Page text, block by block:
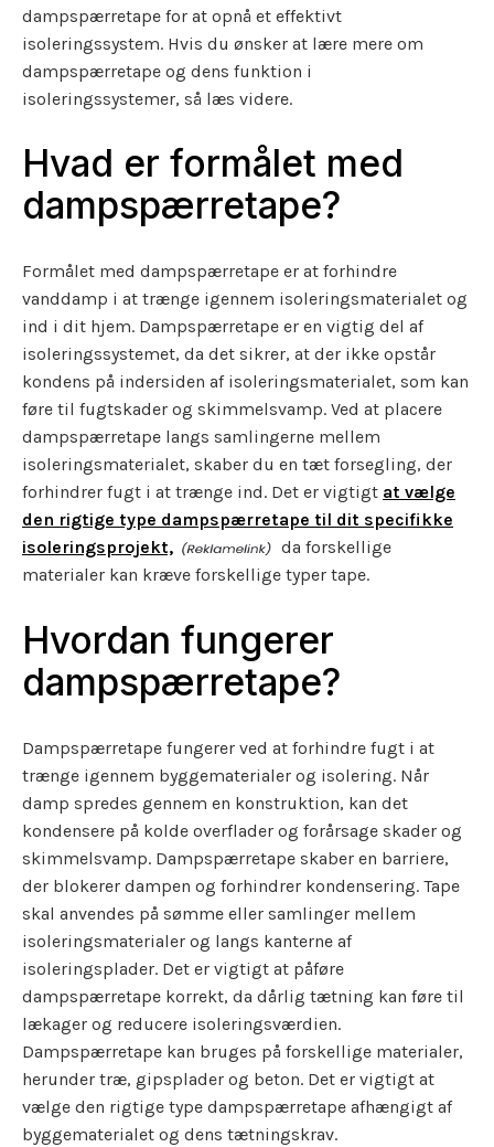
dampspærretape for at opnå et effektivt
isoleringssystem. Hvis du ønsker at lære mere om
dampspærretape og dens funktion i
isoleringssystemer, så læs videre.
Hvad er formålet med
dampspærretape?
Formålet med dampspærretape er at forhindre
vanddamp i at trænge igennem isoleringsmaterialet og
ind i dit hjem. Dampspærretape er en vigtig del af
isoleringssystemet, da det sikrer, at der ikke opstår
kondens på indersiden af isoleringsmaterialet, som kan
føre til fugtskader og skimmelsvamp. Ved at placere
dampspærretape langs samlingerne mellem
isoleringsmaterialet, skaber du en tæt forsegling, der
forhindrer fugt i at trænge ind. Det er vigtigt at vælge
den rigtige type dampspærretape til dit specifikke
isoleringsprojekt,
da forskellige
materialer kan kræve forskellige typer tape.
Hvordan fungerer
dampspærretape?
Dampspærretape fungerer ved at forhindre fugt i at
trænge igennem byggematerialer og isolering. Når
damp spredes gennem en konstruktion, kan det
kondensere på kolde overflader og forårsage skader og
skimmelsvamp. Dampspærretape skaber en barriere,
der blokerer dampen og forhindrer kondensering. Tape
skal anvendes på sømme eller samlinger mellem
isoleringsmaterialer og langs kanterne af
isoleringsplader. Det er vigtigt at påføre
dampspærretape korrekt, da dårlig tætning kan føre til
lækager og reducere isoleringsværdien.
Dampspærretape kan bruges på forskellige materialer,
herunder træ, gipsplader og beton. Det er vigtigt at
vælge den rigtige type dampspærretape afhængigt af
byggematerialet og dens tætningskrav.